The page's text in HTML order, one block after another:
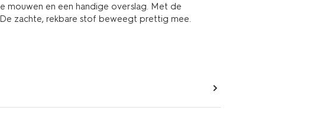
en een handige overslag. Met de
zachte, rekbare stof beweegt prettig mee.